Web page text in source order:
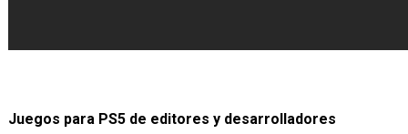
Juegos para PS5 de editores y desarrolladores